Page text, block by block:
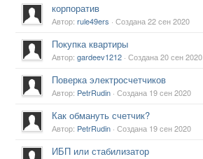
корпоратив
Автор: rule49ers · Создана22 сен 2020
Покупка квартиры
Автор: gardeev1212 · Создана20 сен 2020
Поверка электросчетчиков
Автор: PetrRudin · Создана 19 сен 2020
Как обмануть счетчик?
Автор: PetrRudin · Создана 19 сен 2020
ИБП или стабилизатор